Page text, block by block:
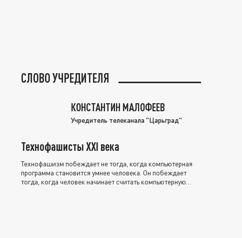
СЛОВО УЧРЕДИТЕЛЯ
КОНСТАНТИН МАЛОФЕЕВ
Учредитель телеканала "Царьград"
Технофашисты XXI века
Технофашизм побеждает не тогда, когда компьютерная
программа становится умнее человека. Он побеждает
тогда, когда человек начинает считать компьютерную